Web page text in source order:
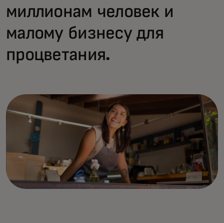
миллионам человек и
малому бизнесу для
процветания.